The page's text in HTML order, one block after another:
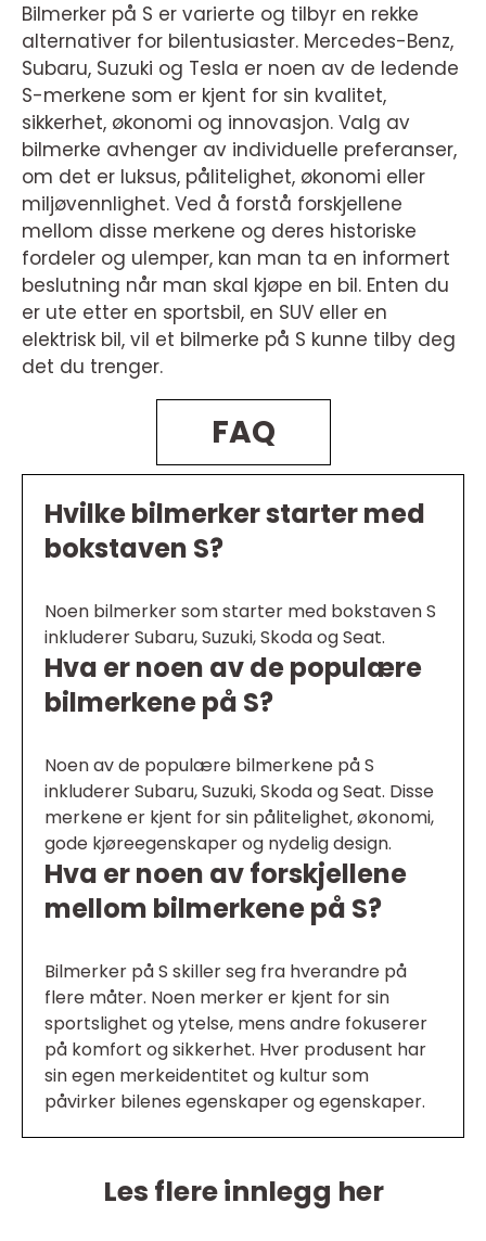
Bilmerker på S er varierte og tilbyr en rekke
alternativer for bilentusiaster. Mercedes-Benz,
Subaru, Suzuki og Tesla er noen av de ledende
S-merkene som er kjent for sin kvalitet,
sikkerhet, økonomi og innovasjon. Valg av
bilmerke avhenger av individuelle preferanser,
om det er luksus, pålitelighet, økonomi eller
miljøvennlighet. Ved å forstå forskjellene
mellom disse merkene og deres historiske
fordeler og ulemper, kan man ta en informert
beslutning når man skal kjøpe en bil. Enten du
er ute etter en sportsbil, en SUV eller en
elektrisk bil, vil et bilmerke på S kunne tilby deg
det du trenger.
FAQ
Hvilke bilmerker starter med
bokstaven S?
Noen bilmerker som starter med bokstaven S
inkluderer Subaru, Suzuki, Skoda og Seat.
Hva er noen av de populære
bilmerkene på S?
Noen av de populære bilmerkene på S
inkluderer Subaru, Suzuki, Skoda og Seat. Disse
merkene er kjent for sin pålitelighet, økonomi,
gode kjøreegenskaper og nydelig design.
Hva er noen av forskjellene
mellom bilmerkene på S?
Bilmerker på S skiller seg fra hverandre på
flere måter. Noen merker er kjent for sin
sportslighet og ytelse, mens andre fokuserer
på komfort og sikkerhet. Hver produsent har
sin egen merkeidentitet og kultur som
påvirker bilenes egenskaper og egenskaper.
Les flere innlegg her